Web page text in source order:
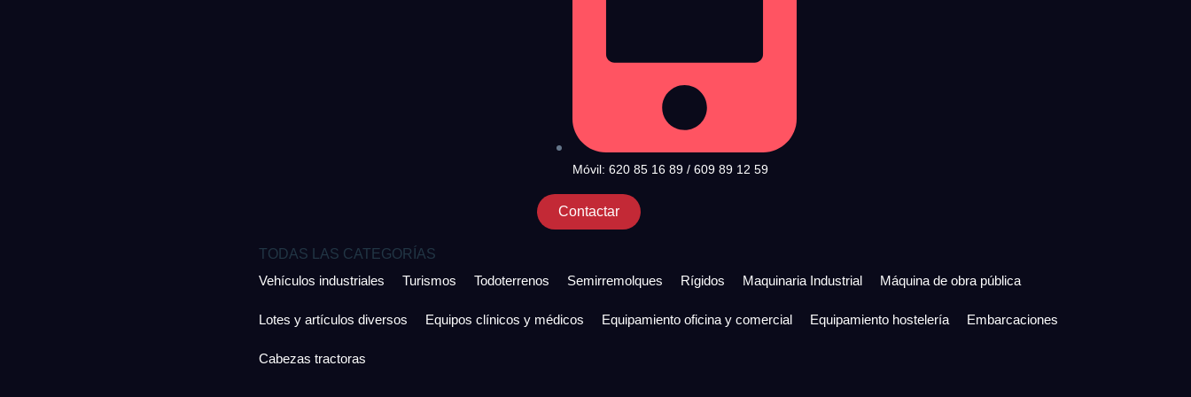
Móvil: 620 85 16 89 / 609 89 12 59
Contactar
TODAS LAS CATEGORÍAS
Vehículos industriales
Turismos Todoterrenos Semirremolques Rígidos Maquinaria Industrial Máquina de obra pública
Lotes y artículos diversos Equipos clínicos y médicos Equipamiento oficina y comercial Equipamiento hostelería Embarcaciones
Cabezas tractoras